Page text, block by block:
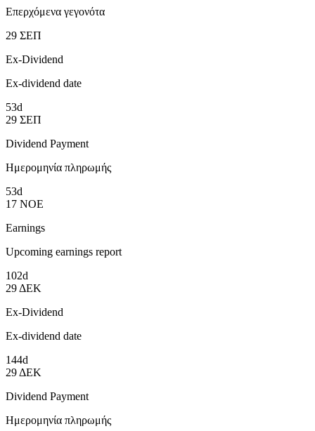
Επερχόμενα γεγονότα
29 ΣΕΠ
Ex-Dividend
Ex-dividend date
53d
29 ΣΕΠ
Dividend Payment
Ημερομηνία πληρωμής
53d
17 ΝΟΕ
Earnings
Upcoming earnings report
102d
29 ΔΕΚ
Ex-Dividend
Ex-dividend date
144d
29 ΔΕΚ
Dividend Payment
Ημερομηνία πληρωμής